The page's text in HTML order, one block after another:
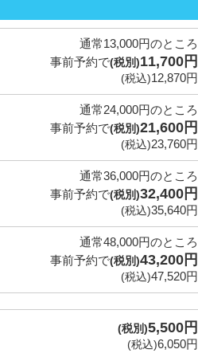
通常13,000円のところ
事前予約で(税別)11,700円
(税込)12,870円
通常24,000円のところ
事前予約で(税別)21,600円
(税込)23,760円
通常36,000円のところ
事前予約で(税別)32,400円
(税込)35,640円
通常48,000円のところ
事前予約で(税別)43,200円
(税込)47,520円
(税別)5,500円
(税込)6,050円